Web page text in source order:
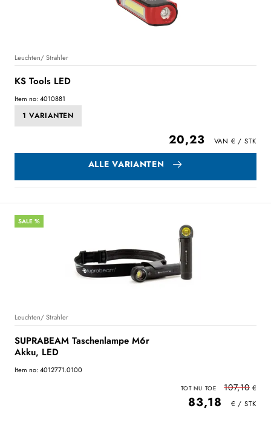
Leuchten/ Strahler
KS Tools LED
Item no: 4010881
1 VARIANTEN
20,23
ALLE VARIANTEN
SALE %
Leuchten/ Strahler
SUPRABEAM Taschenlampe M6r
Akku, LED
Item no: 4012771.0100
107,10
83,18